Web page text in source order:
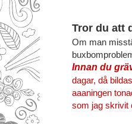
Tror du att
Om man
Innan du
dagar, då
aaaningen
som jag skrivit